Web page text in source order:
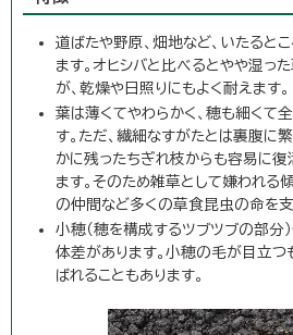
道ばたや野原、畑地など、いたると
ます。オヒシバと比べるとやや湿っ
が、乾燥や日照りにもよく耐えます。
葉は薄くてやわらかく、穂も細くて
す。ただ、繊細なすがたとは裏腹に
かに残ったちぎれ枝からも容易に
ます。そのため雑草として嫌われる
の仲間など多くの草食昆虫の命を支
小穂（穂を構成するツブツブの部分
体差があります。小穂の毛が目立つ
ばれることもあります。